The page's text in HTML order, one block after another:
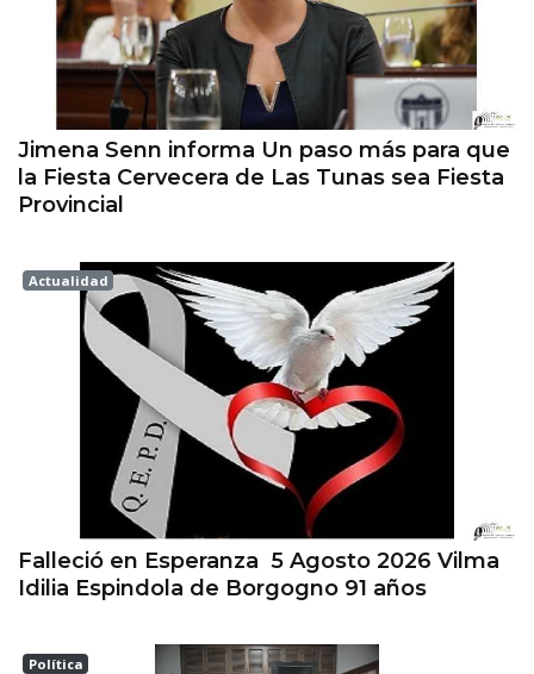
Jimena Senn informa Un paso más para que
la Fiesta Cervecera de Las Tunas sea Fiesta
Provincial
Actualidad
Esperanza
Falleció en Esperanza 5 Agosto 2026 Vilma
Idilia Espindola de Borgogno 91 años
Política